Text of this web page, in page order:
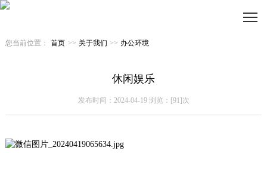
您当前位置： 首页 >> 关于我们 >> 办公环境
休闲娱乐
发布时间：2024-04-19 浏览：[91]次